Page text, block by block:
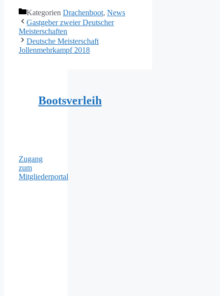
Kategorien Drachenboot, News
Gastgeber zweier Deutscher
Meisterschaften
Deutsche Meisterschaft
Jollenmehrkampf 2018
Bootsverleih
Zugang
zum
Mitgliederportal